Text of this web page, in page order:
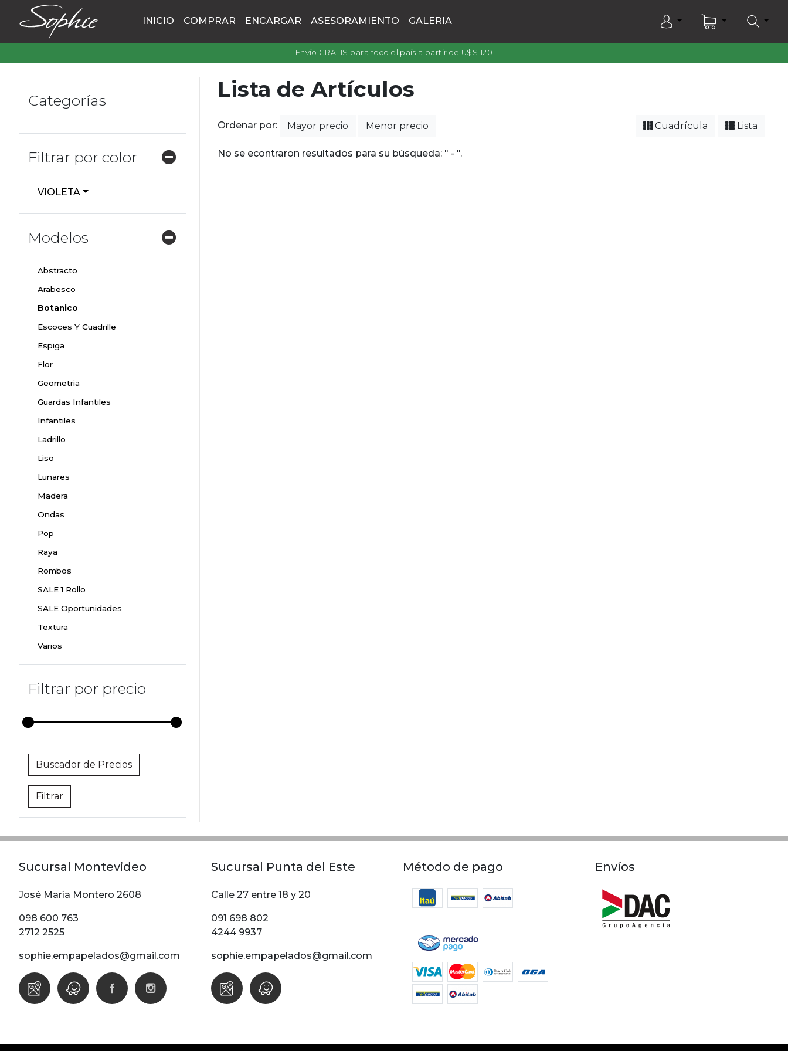
INICIO COMPRAR ENCARGAR ASESORAMIENTO GALERIA
Envío GRATIS para todo el país a partir de U$S 120
Categorías
Filtrar por color
VIOLETA
Modelos
Abstracto
Arabesco
Botanico
Escoces Y Cuadrille
Espiga
Flor
Geometria
Guardas Infantiles
Infantiles
Ladrillo
Liso
Lunares
Madera
Ondas
Pop
Raya
Rombos
SALE 1 Rollo
SALE Oportunidades
Textura
Varios
Filtrar por precio
Lista de Artículos
Ordenar por: Mayor precio Menor precio Cuadrícula Lista
No se econtraron resultados para su búsqueda: " - ".
Sucursal Montevideo
José María Montero 2608
098 600 763
2712 2525
sophie.empapelados@gmail.com
Sucursal Punta del Este
Calle 27 entre 18 y 20
091 698 802
4244 9937
sophie.empapelados@gmail.com
Método de pago Envíos